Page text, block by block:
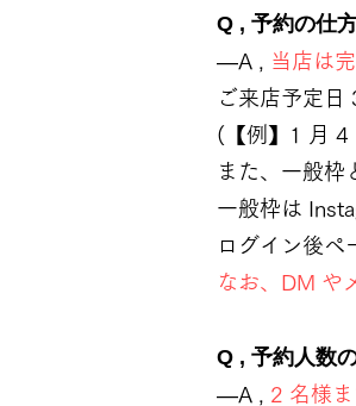
Q , 予約の仕
―A ,
当店は
ご来店予定日
(【例】1 月
また、一般枠
一般枠は
ログイン後ペ
なお、DM や
Q , 予約人数
―A , 2 名様ま